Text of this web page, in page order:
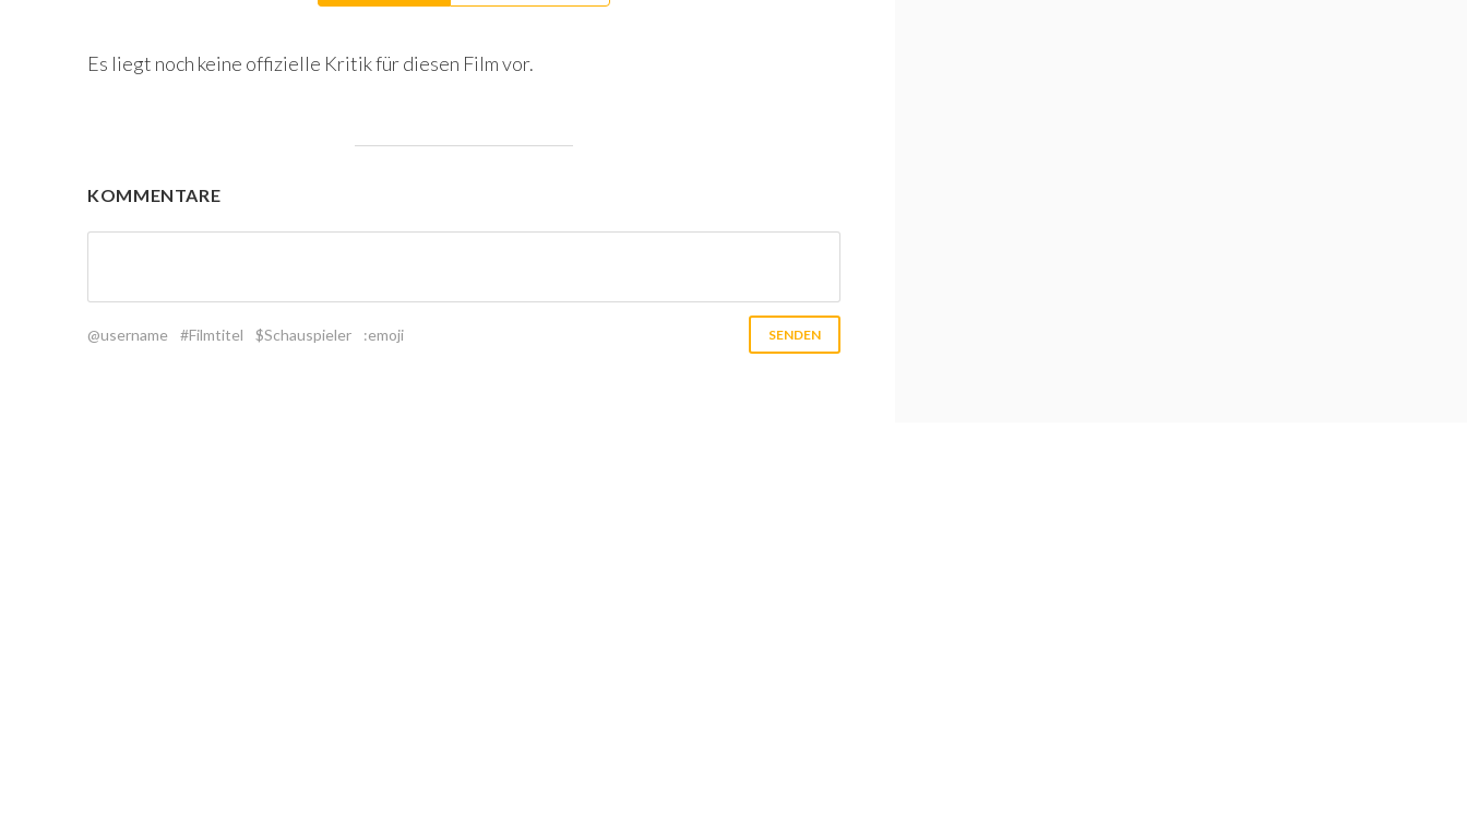
Es liegt noch keine offizielle Kritik für diesen Film vor.
KOMMENTARE
@username #Filmtitel $Schauspieler :emoji